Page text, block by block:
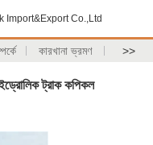
Import&Export Co.,Ltd
কারখানা ভ্রমণ >>
ট্রাক কপিকল